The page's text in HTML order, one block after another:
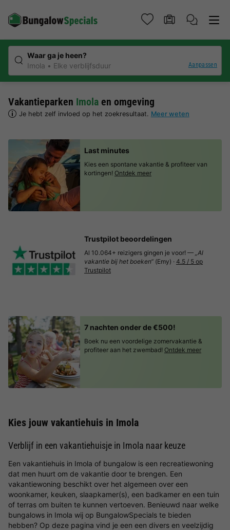
Waar ga je heen?
Imola
Elke verblijfsduur Aanpassen
Vakantieparken Imola en omgeving
Je hebt zelf invloed op het zoekresultaat. Meer weten
Last minutes
Kies een spontane vakantie & profiteer van
kortingen! Ontdek meer
Trustpilot beoordelingen
Al 10.064+ reizigers gingen je voor! — „Al
vakantie bij het boeken“ (Emy) · 4.5 / 5 op
Trustpilot
7 nachten onder de €500!
Boek nu een voordelige zomervakantie &
profiteer aan het zwembad! Ontdek meer
Kies jouw vakantiehuis in Imola
Verblijf in een vakantiehuisje in Imola naar keuze
Een vakantiehuis in Imola of bungalow is een recreatiewoning
dat men huurt om de vakantie door te brengen. Een
vakantiewoning beschikt over het algemeen over een
woonkamer, keuken, slaapkamer(s), een badkamer en een tuin
of terras om buiten te kunnen vertoeven. Benieuwd naar welke
bungalows in Imola wij op BungalowSpecials te bieden
hebben? Op deze pagina vind je een een divers en veelzijdig